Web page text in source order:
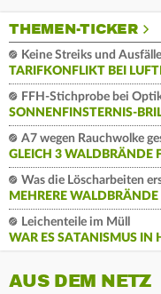
THEMEN-TICKER
Keine Streiks und
TARIFKONFLIKT BEI
FFH-Stichprobe bei
SONNENFINSTERNIS-
A7 wegen Rauchwolke
GLEICH 3 WALDBRÄNDE
Was die Löscharbeiten
MEHRERE
Leichenteile im Müll
WAR ES SATANISMUS IN
AUS DEM NETZ